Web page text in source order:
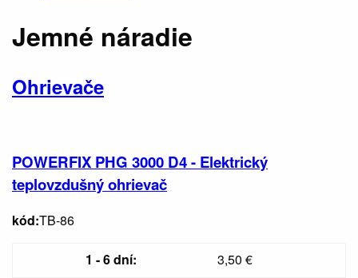
Jemné náradie
Ohrievače
POWERFIX PHG 3000 D4 - Elektrický
teplovzdušný ohrievač
kód:TB-86
1 - 6 dní:
3,50 €